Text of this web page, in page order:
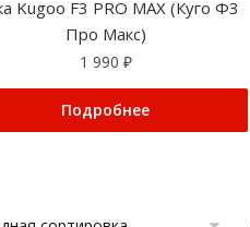
Kugoo F3 PRO MAX (Куго Ф3
Про Макс)
1 990 ₽
Подробнее